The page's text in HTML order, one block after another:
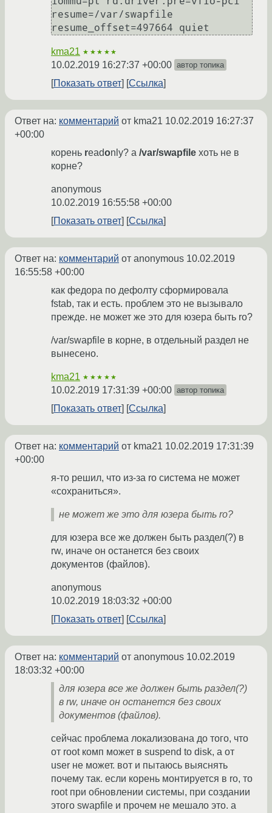
resume=/var/swapfile
resume_offset=497664 quiet
kma21 ★★★★★
10.02.2019 16:27:37 +00:00 автор топика
Показать ответ Ссылка
Ответ на: комментарий от kma21 10.02.2019 16:27:37
+00:00
корень readonly? а /var/swapfile хоть не в
корне?
anonymous
10.02.2019 16:55:58 +00:00
Показать ответ
Ссылка
Ответ на: комментарий от anonymous 10.02.2019
16:55:58 +00:00
как федора по дефолту сформировала
fstab, так и есть. проблем это не вызывало
прежде. не может же это для юзера быть ro?
/var/swapfile в корне, в отдельный раздел не
вынесено.
kma21 ★★★★★
10.02.2019 17:31:39 +00:00 автор топика
Показать ответ Ссылка
Ответ на: комментарий от kma21 10.02.2019 17:31:39
+00:00
я-то решил, что из-за ro система не может
«сохраниться».
не может же это для юзера быть ro?
для юзера все же должен быть раздел(?) в
rw, иначе он останется без своих
документов (файлов).
anonymous
10.02.2019 18:03:32 +00:00
Показать ответ
Ссылка
Ответ на: комментарий от anonymous 10.02.2019
18:03:32 +00:00
для юзера все же должен быть раздел(?)
в rw, иначе он останется без своих
документов (файлов).
сейчас проблема локализована до того, что
от root комп может в suspend to disk, а от
user не может. вот и пытаюсь выяснять
почему так. если корень монтируется в ro, то
root при обновлении системы, при создании
этого swapfile и прочем не мешало это. а